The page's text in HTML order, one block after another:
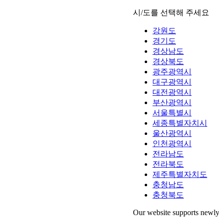
시/도를 선택해 주세요
강원도
경기도
경상남도
경상북도
광주광역시
대구광역시
대전광역시
부산광역시
서울특별시
세종특별자치시
울산광역시
인천광역시
전라남도
전라북도
제주특별자치도
충청남도
충청북도
Our website supports